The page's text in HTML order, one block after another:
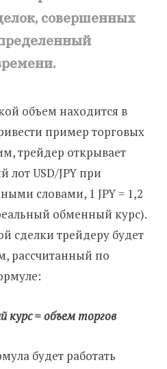
совершенных
объем находится в
пример торговых
трейдер открывает
лот USD/JPY при
словами, 1 JPY = 1,2
обменный курс).
сделки трейдеру будет
рассчитанный по
курс = объем торгов
будет работать